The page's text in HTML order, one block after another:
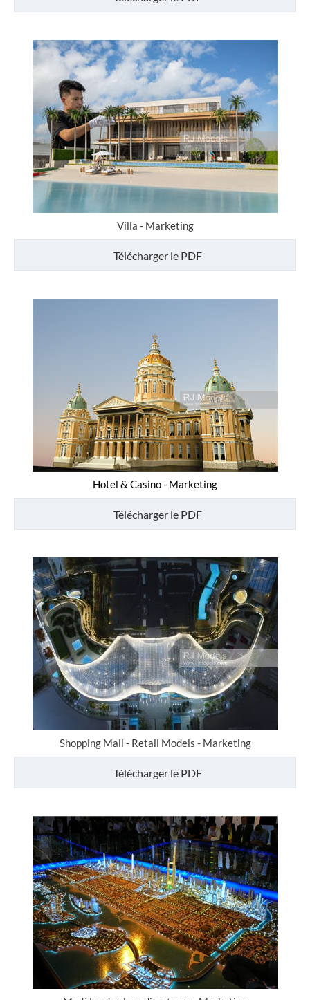
Villa - Marketing
Télécharger le PDF
Hotel & Casino - Marketing
Télécharger le PDF
Shopping Mall - Retail Models - Marketing
Télécharger le PDF